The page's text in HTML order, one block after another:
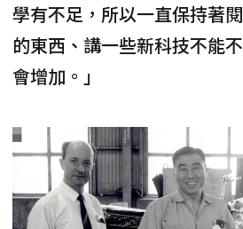
學有不足，所以一直保持著
的東西、講一些新科技不能
會增加。」